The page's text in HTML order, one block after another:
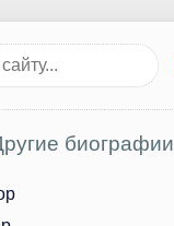
биографии